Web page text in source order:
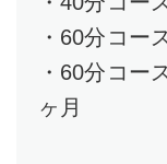
・60分コー
・60分コ
ヶ月